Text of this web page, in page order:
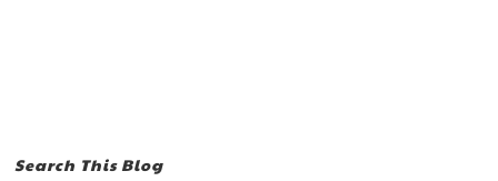
Search This Blog